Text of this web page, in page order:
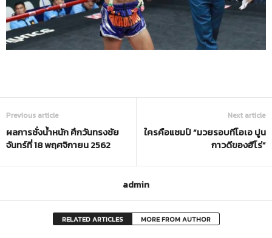
Previous article
ผลการชั่งน้ำหนัก ศึกวันทรงชัย
จันทร์ที่ 18 พฤศจิกายน 2562
Next article
ใครคือแชมป์ “มวยรอบทีโอเอ ปูน
กาวดีของฮีโร่”
admin
RELATED ARTICLES MORE FROM AUTHOR